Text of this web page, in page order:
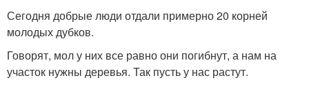
Сегодня добрые люди отдали примерно 20 корней
молодых дубков.
Говорят, мол у них все равно они погибнут, а нам на
участок нужны деревья. Так пусть у нас растут.